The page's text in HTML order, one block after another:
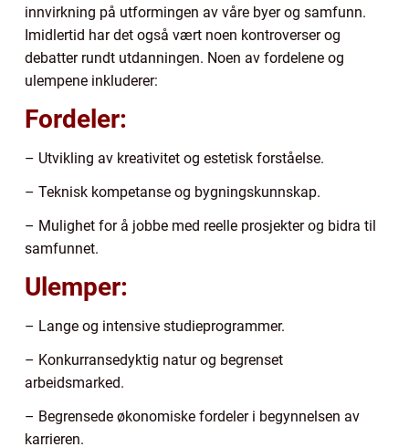
innvirkning på utformingen av våre byer og samfunn.
Imidlertid har det også vært noen kontroverser og
debatter rundt utdanningen. Noen av fordelene og
ulempene inkluderer:
Fordeler:
– Utvikling av kreativitet og estetisk forståelse.
– Teknisk kompetanse og bygningskunnskap.
– Mulighet for å jobbe med reelle prosjekter og bidra til
samfunnet.
Ulemper:
– Lange og intensive studieprogrammer.
– Konkurransedyktig natur og begrenset
arbeidsmarked.
– Begrensede økonomiske fordeler i begynnelsen av
karrieren.